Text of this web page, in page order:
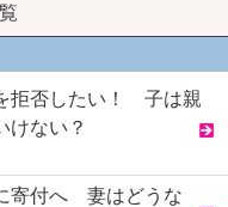
拒否したい！ 子は親
けない？
寄付へ 妻はどうな